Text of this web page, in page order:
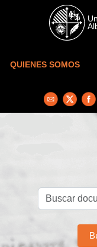
Skip to main content
QUIENES SOMOS